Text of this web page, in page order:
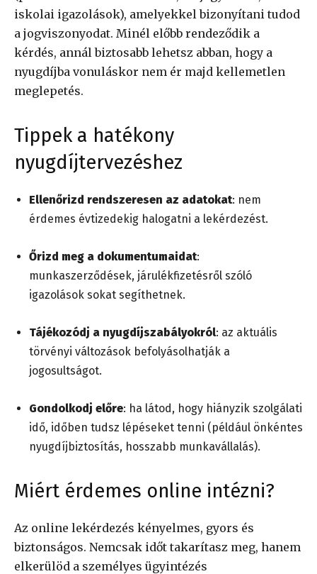
iskolai igazolások), amelyekkel bizonyítani tudod
a jogviszonyodat. Minél előbb rendeződik a
kérdés, annál biztosabb lehetsz abban, hogy a
nyugdíjba vonuláskor nem ér majd kellemetlen
meglepetés.
Tippek a hatékony
nyugdíjtervezéshez
Ellenőrizd rendszeresen az adatokat: nem
érdemes évtizedekig halogatni a lekérdezést.
Őrizd meg a dokumentumaidat:
munkaszerződések, járulékfizetésről szóló
igazolások sokat segíthetnek.
Tájékozódj a nyugdíjszabályokról: az aktuális
törvényi változások befolyásolhatják a
jogosultságot.
Gondolkodj előre: ha látod, hogy hiányzik szolgálati
idő, időben tudsz lépéseket tenni (például önkéntes
nyugdíjbiztosítás, hosszabb munkavállalás).
Miért érdemes online intézni?
Az online lekérdezés kényelmes, gyors és
biztonságos. Nemcsak időt takarítasz meg, hanem
elkerülöd a személyes ügyintézés